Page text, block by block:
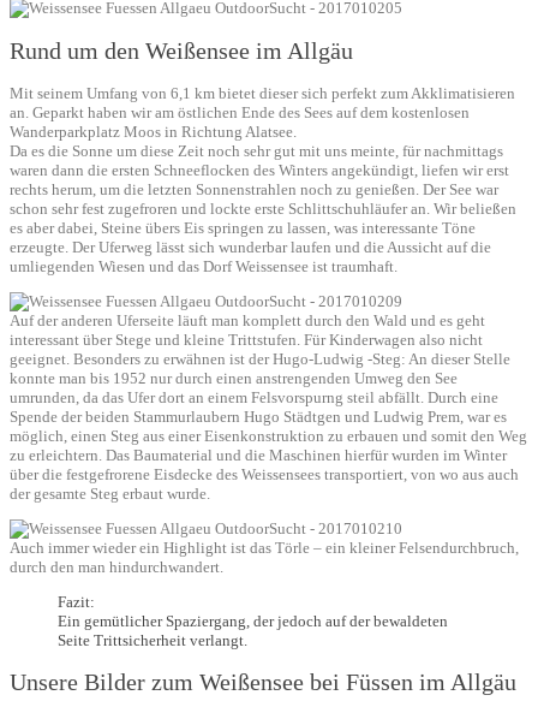
Rund um den Weißensee im Allgäu
Mit seinem Umfang von 6,1 km bietet dieser sich perfekt zum Akklimatisieren
an. Geparkt haben wir am östlichen Ende des Sees auf dem kostenlosen
Wanderparkplatz Moos in Richtung Alatsee.
Da es die Sonne um diese Zeit noch sehr gut mit uns meinte, für nachmittags
waren dann die ersten Schneeflocken des Winters angekündigt, liefen wir erst
rechts herum, um die letzten Sonnenstrahlen noch zu genießen. Der See war
schon sehr fest zugefroren und lockte erste Schlittschuhläufer an. Wir beließen
es aber dabei, Steine übers Eis springen zu lassen, was interessante Töne
erzeugte. Der Uferweg lässt sich wunderbar laufen und die Aussicht auf die
umliegenden Wiesen und das Dorf Weissensee ist traumhaft.
Auf der anderen Uferseite läuft man komplett durch den Wald und es geht
interessant über Stege und kleine Trittstufen. Für Kinderwagen also nicht
geeignet. Besonders zu erwähnen ist der Hugo-Ludwig -Steg: An dieser Stelle
konnte man bis 1952 nur durch einen anstrengenden Umweg den See
umrunden, da das Ufer dort an einem Felsvorspurng steil abfällt. Durch eine
Spende der beiden Stammurlaubern Hugo Städtgen und Ludwig Prem, war es
möglich, einen Steg aus einer Eisenkonstruktion zu erbauen und somit den Weg
zu erleichtern. Das Baumaterial und die Maschinen hierfür wurden im Winter
über die festgefrorene Eisdecke des Weissensees transportiert, von wo aus auch
der gesamte Steg erbaut wurde.
Auch immer wieder ein Highlight ist das Törle – ein kleiner Felsendurchbruch,
durch den man hindurchwandert.
Fazit:
Ein gemütlicher Spaziergang, der jedoch auf der bewaldeten
Seite Trittsicherheit verlangt.
Unsere Bilder zum Weißensee bei Füssen im Allgäu